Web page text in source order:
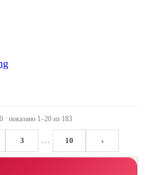
· показано 1–20 из 183
3 … 10 ›